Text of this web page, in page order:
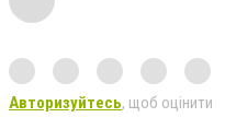
Авторизуйтесь, щоб оцінити